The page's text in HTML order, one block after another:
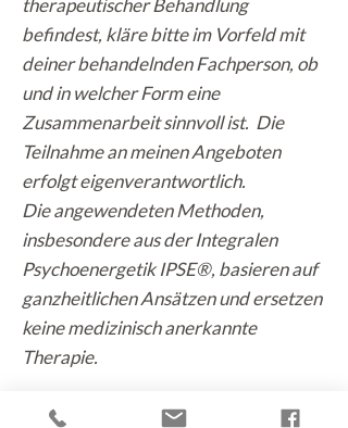
therapeutischer Behandlung
befindest, kläre bitte im Vorfeld mit
deiner behandelnden Fachperson, ob
und in welcher Form eine
Zusammenarbeit sinnvoll ist. Die
Teilnahme an meinen Angeboten
erfolgt eigenverantwortlich.
Die angewendeten Methoden,
insbesondere aus der Integralen
Psychoenergetik IPSE®, basieren auf
ganzheitlichen Ansätzen und ersetzen
keine medizinisch anerkannte
Therapie.
Jegliche Haftung für direkte oder